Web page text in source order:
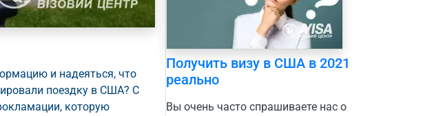
и надеяться, что
поездку в США? С
которую
Получить визу в США в 2021
реально
Вы очень часто спрашиваете нас о